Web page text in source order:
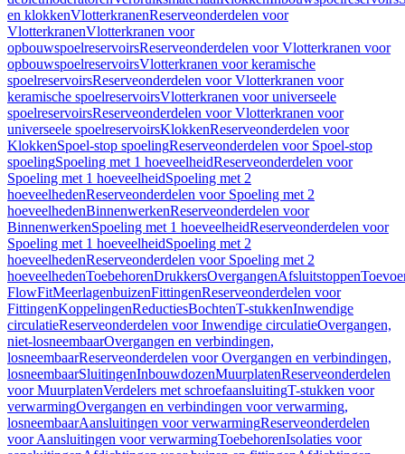
en klokkenVlotterkranenReserveonderdelen voor
VlotterkranenVlotterkranen voor
opbouwspoelreservoirsReserveonderdelen voor Vlotterkranen voor
opbouwspoelreservoirsVlotterkranen voor keramische
spoelreservoirsReserveonderdelen voor Vlotterkranen voor
keramische spoelreservoirsVlotterkranen voor universeele
spoelreservoirsReserveonderdelen voor Vlotterkranen voor
universeele spoelreservoirsKlokkenReserveonderdelen voor
KlokkenSpoel-stop spoelingReserveonderdelen voor Spoel-stop
spoelingSpoeling met 1 hoeveelheidReserveonderdelen voor
Spoeling met 1 hoeveelheidSpoeling met 2
hoeveelhedenReserveonderdelen voor Spoeling met 2
hoeveelhedenBinnenwerkenReserveonderdelen voor
BinnenwerkenSpoeling met 1 hoeveelheidReserveonderdelen voor
Spoeling met 1 hoeveelheidSpoeling met 2
hoeveelhedenReserveonderdelen voor Spoeling met 2
hoeveelhedenToebehorenDrukkersOvergangenAfsluitstoppen
FlowFitMeerlagenbuizenFittingenReserveonderdelen voor
FittingenKoppelingenReductiesBochtenT-stukkenInwendige
circulatieReserveonderdelen voor Inwendige circulatieOvergangen,
niet-losneembaarOvergangen en verbindingen,
losneembaarReserveonderdelen voor Overgangen en verbindingen,
losneembaarSluitingenInbouwdozenMuurplatenReserveonderdelen
voor MuurplatenVerdelers met schroefaansluitingT-stukken voor
verwarmingOvergangen en verbindingen voor verwarming,
losneembaarAansluitingen voor verwarmingReserveonderdelen
voor Aansluitingen voor verwarmingToebehorenIsolaties voor